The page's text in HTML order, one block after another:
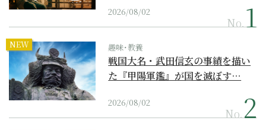
2026/08/02
No.
NEW 趣味･教養
戦国大名・武田信玄の事績を描い
た『甲陽軍鑑』が国を滅ぼす…
2026/08/02
No.